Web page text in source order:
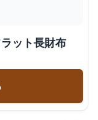
ット長財布